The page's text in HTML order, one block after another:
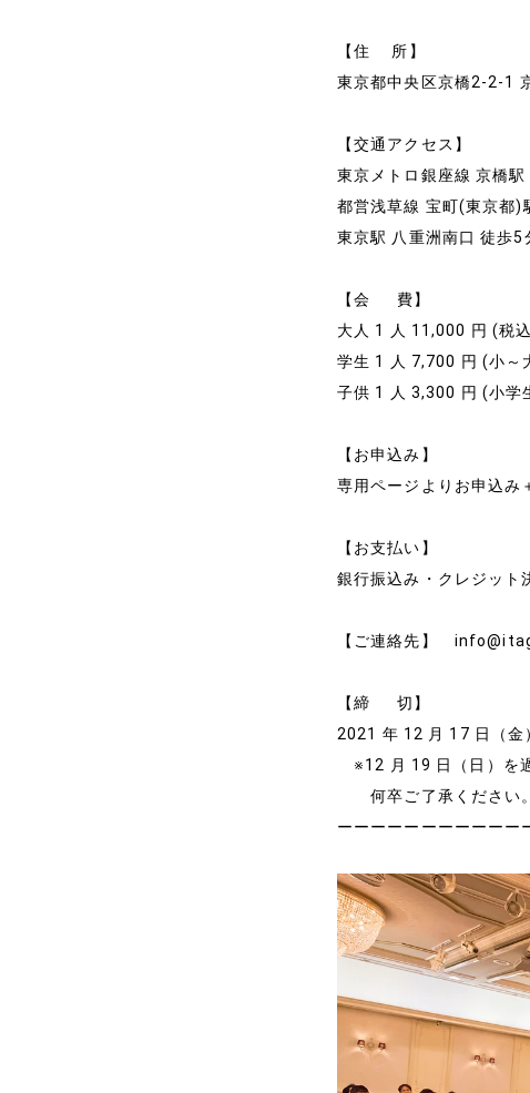
代表プロフィール
事例と実績
事例と実績
導入企業一覧
メディア掲載
【住 所】
東京都中央区京橋2-2-1
【交通アクセス】
東京メトロ銀座線 京橋
都営浅草線 宝町(東京都
東京駅 八重洲南口 徒歩5
【会 費】
大人 1 人 11,000 円 (税
学生 1 人 7,700 円 (小～
子供 1 人 3,300 円 (小
【お申込み】
専用ページよりお申込み
【お支払い】
銀行振込み・クレジット
【ご連絡先】
【締 切】
2021 年 12 月 17 日（金
※12 月 19 日（日）を
何卒ご了承ください。
ーーーーーーーーーーー